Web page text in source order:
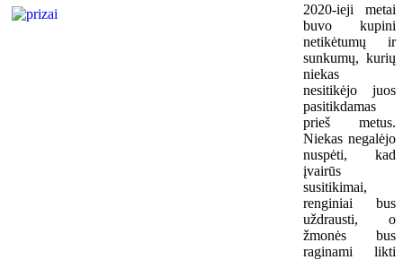
2020-ieji metai
buvo kupini
netikėtumų ir
sunkumų, kurių
niekas
nesitikėjo juos
pasitikdamas
prieš metus.
Niekas negalėjo
nuspėti, kad
įvairūs
susitikimai,
renginiai bus
uždrausti, o
žmonės bus
raginami likti